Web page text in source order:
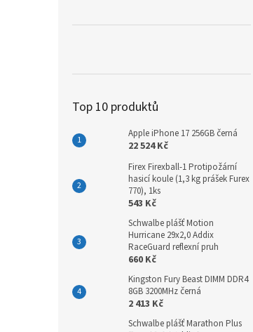
Top 10 produktů
Apple iPhone 17 256GB černá
22 524 Kč
Firex Firexball-1 Protipožární
hasicí koule (1,3 kg prášek Furex
770), 1ks
543 Kč
Schwalbe plášť Motion
Hurricane 29x2,0 Addix
RaceGuard reflexní pruh
660 Kč
Kingston Fury Beast DIMM DDR4
8GB 3200MHz černá
2 413 Kč
Schwalbe plášť Marathon Plus